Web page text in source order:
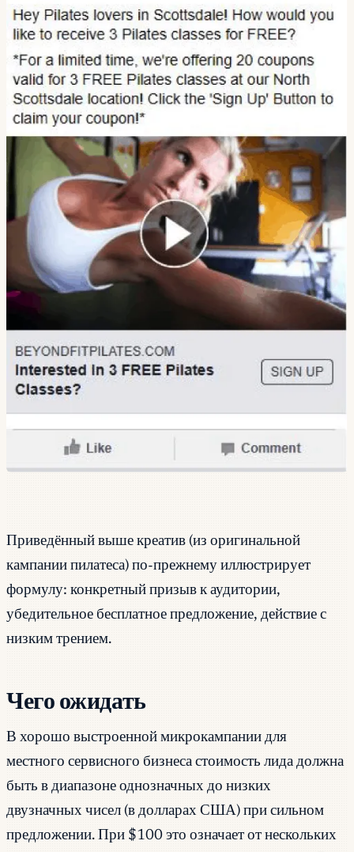
Приведённый выше креатив (из оригинальной
кампании пилатеса) по-прежнему иллюстрирует
формулу: конкретный призыв к аудитории,
убедительное бесплатное предложение, действие с
низким трением.
Чего ожидать
В хорошо выстроенной микрокампании для
местного сервисного бизнеса стоимость лида должна
быть в диапазоне однозначных до низких
двузначных чисел (в долларах США) при сильном
предложении. При $100 это означает от нескольких